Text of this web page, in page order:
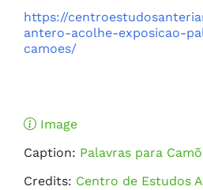
https://
antero-acolhe-exposicao-
camoes/
Image
Caption: Palavras para
Credits: Centro de Estudos